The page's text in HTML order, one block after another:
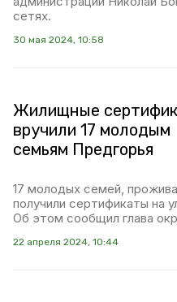
сетях.
30 мая 2024, 10:58
Жилищные
вручили 17 молодым
семьям Предгорья
17 молодых семей,
получили сертификаты на
Об этом сообщил глава
22 апреля 2024, 10:44